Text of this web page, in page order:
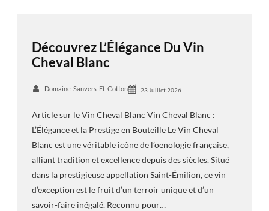
Découvrez L’Élégance Du Vin
Cheval Blanc
Domaine-Sanvers-Et-Cotton 23 Juillet 2026
Article sur le Vin Cheval Blanc Vin Cheval Blanc :
L’Élégance et la Prestige en Bouteille Le Vin Cheval
Blanc est une véritable icône de l’oenologie française,
alliant tradition et excellence depuis des siècles. Situé
dans la prestigieuse appellation Saint-Émilion, ce vin
d’exception est le fruit d’un terroir unique et d’un
savoir-faire inégalé. Reconnu pour…